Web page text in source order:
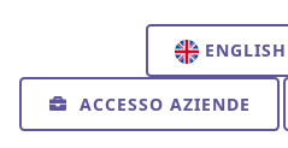
ACCESSO AZIENDE